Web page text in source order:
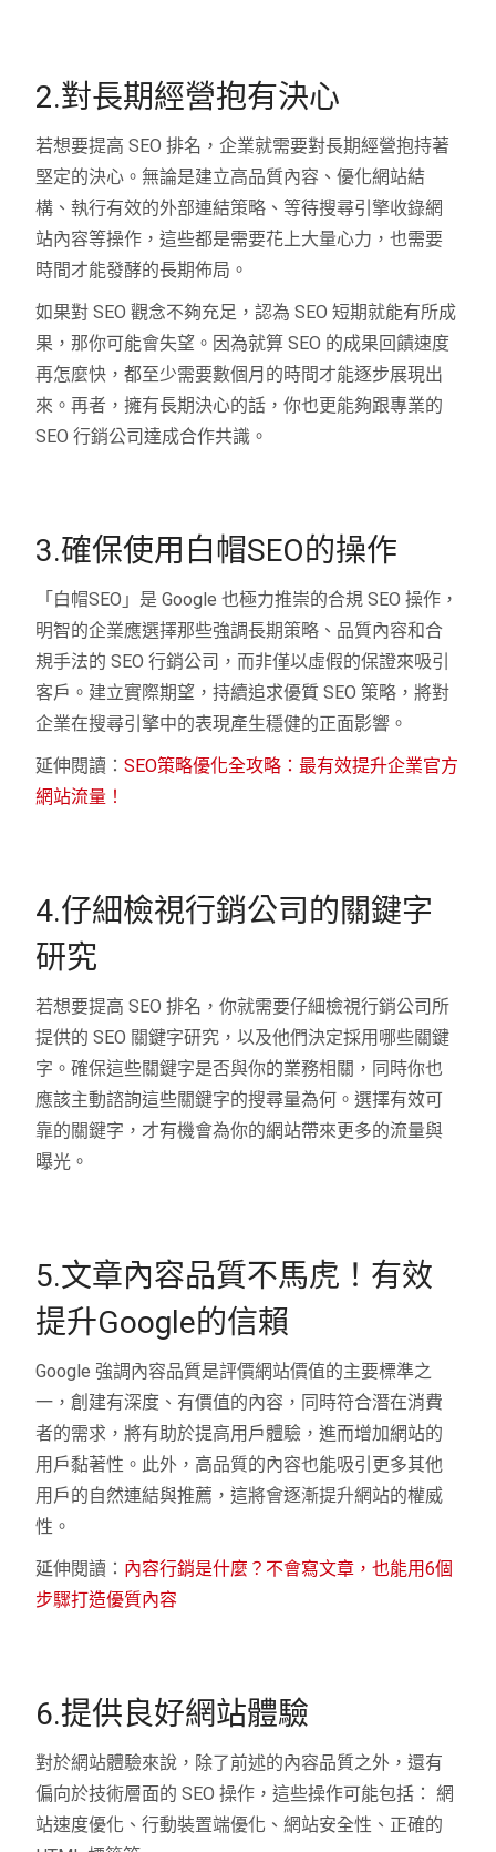
2.對長期經營抱有決心
若想要提高 SEO 排名，企業就需要對長期經營抱持著
堅定的決心。無論是建立高品質內容、優化網站結
構、執行有效的外部連結策略、等待搜尋引擎收錄網
站內容等操作，這些都是需要花上大量心力，也需要
時間才能發酵的長期佈局。
如果對 SEO 觀念不夠充足，認為 SEO 短期就能有所成
果，那你可能會失望。因為就算 SEO 的成果回饋速度
再怎麼快，都至少需要數個月的時間才能逐步展現出
來。再者，擁有長期決心的話，你也更能夠跟專業的
SEO 行銷公司達成合作共識。
3.確保使用白帽SEO的操作
「白帽SEO」是 Google 也極力推崇的合規 SEO 操作，
明智的企業應選擇那些強調長期策略、品質內容和合
規手法的 SEO 行銷公司，而非僅以虛假的保證來吸引
客戶。建立實際期望，持續追求優質 SEO 策略，將對
企業在搜尋引擎中的表現產生穩健的正面影響。
延伸閱讀：SEO策略優化全攻略：最有效提升企業官方
網站流量！
4.仔細檢視行銷公司的關鍵字
研究
若想要提高 SEO 排名，你就需要仔細檢視行銷公司所
提供的 SEO 關鍵字研究，以及他們決定採用哪些關鍵
字。確保這些關鍵字是否與你的業務相關，同時你也
應該主動諮詢這些關鍵字的搜尋量為何。選擇有效可
靠的關鍵字，才有機會為你的網站帶來更多的流量與
曝光。
5.文章內容品質不馬虎！有效
提升Google的信賴
Google 強調內容品質是評價網站價值的主要標準之
一，創建有深度、有價值的內容，同時符合潛在消費
者的需求，將有助於提高用戶體驗，進而增加網站的
用戶黏著性。此外，高品質的內容也能吸引更多其他
用戶的自然連結與推薦，這將會逐漸提升網站的權威
性。
延伸閱讀： 內容行銷是什麼？不會寫文章，也能用6個
步驟打造優質內容
6.提供良好網站體驗
對於網站體驗來說，除了前述的內容品質之外，還有
偏向於技術層面的 SEO 操作，這些操作可能包括： 網
站速度優化、行動裝置端優化、網站安全性、正確的